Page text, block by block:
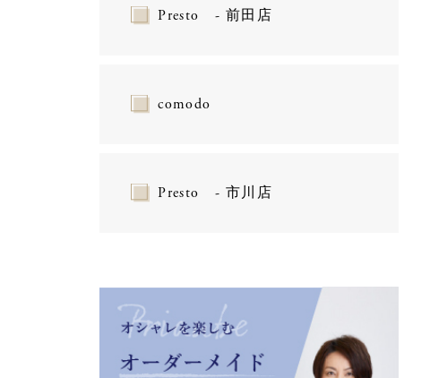
Presto - 前田店
comodo
Presto - 市川店